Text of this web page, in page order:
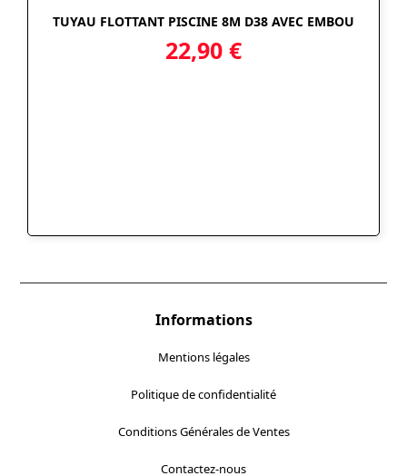
TUYAU FLOTTANT PISCINE 8M D38 AVEC EMBOU
22,90 €
Informations
Mentions légales
Politique de confidentialité
Conditions Générales de Ventes
Contactez-nous